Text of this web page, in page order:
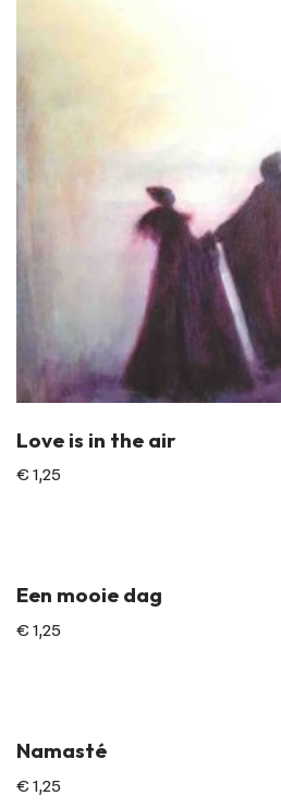
Love is in the air
€ 1,25
Een mooie dag
€ 1,25
Namasté
€ 1,25